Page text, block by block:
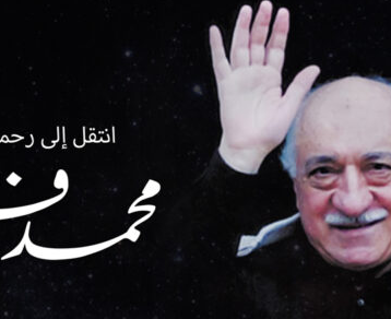
قدسية في خدمة أمتنا
الروح الصلاة: 32-مراتب الطهارة في الصلاة